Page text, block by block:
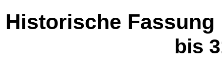
Historische Fassung
bis